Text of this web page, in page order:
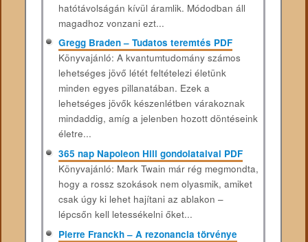
hatótávolságán kívül áramlik. Módodban áll
magadhoz vonzani ezt...
Gregg Braden – Tudatos teremtés PDF
Könyvajánló: A kvantumtudomány számos
lehetséges jövő létét feltételezi életünk
minden egyes pillanatában. Ezek a
lehetséges jövők készenlétben várakoznak
mindaddig, amíg a jelenben hozott döntéseink
életre...
365 nap Napoleon Hill gondolataival PDF
Könyvajánló: Mark Twain már rég megmondta,
hogy a rossz szokások nem olyasmik, amiket
csak úgy ki lehet hajítani az ablakon –
lépcsőn kell letessékelni őket...
Pierre Franckh – A rezonancia törvénye